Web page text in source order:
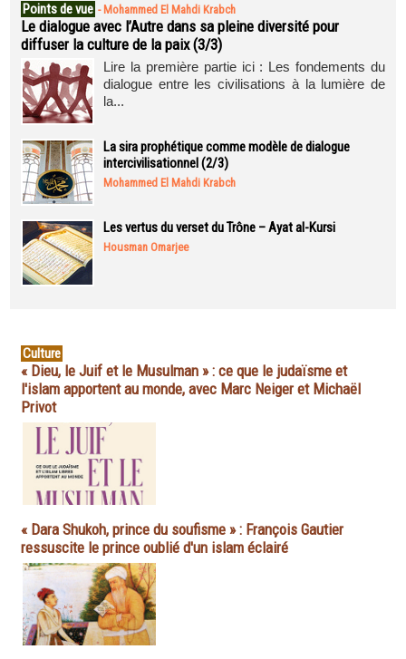
Points de vue - Mohammed El Mahdi Krabch
Le dialogue avec l’Autre dans sa pleine diversité pour
diffuser la culture de la paix (3/3)
Lire la première partie ici : Les fondements du
dialogue entre les civilisations à la lumière de
la...
La sira prophétique comme modèle de dialogue
intercivilisationnel (2/3)
Mohammed El Mahdi Krabch
Les vertus du verset du Trône – Ayat al-Kursi
Housman Omarjee
Culture
« Dieu, le Juif et le Musulman » : ce que le judaïsme et
l'islam apportent au monde, avec Marc Neiger et Michaël
Privot
« Dara Shukoh, prince du soufisme » : François Gautier
ressuscite le prince oublié d'un islam éclairé